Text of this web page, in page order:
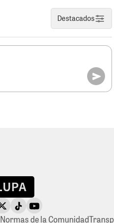
Destacados
Normas de la Comunidad